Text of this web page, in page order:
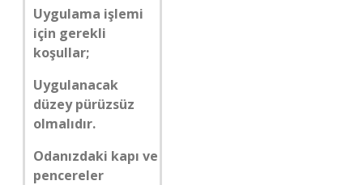
Uygulama işlemi
için gerekli
koşullar;
Uygulanacak
düzey pürüzsüz
olmalıdır.
Odanızdaki kapı ve
pencereler